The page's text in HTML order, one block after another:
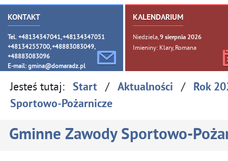
KONTAKT
Tel. +48134347041, +48134347051
+48134255700, +48883083049,
+48883083096
E-mail: gmina@domaradz.pl
KALENDARIUM
Niedziela, 9sierpnia 2026
Imieniny: Klary, Romana
Jesteś tutaj: Start / Aktualności / Rok
Sportowo-Pożarnicze
Gminne Zawody Sportowo-